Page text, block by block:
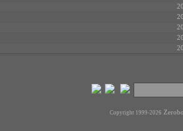
Copyright 1999-2026